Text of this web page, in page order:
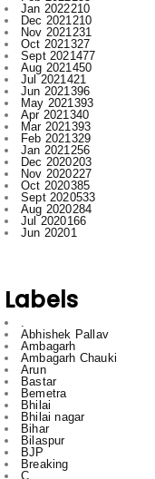
Sept 2021477
Aug 2021450
Jul 2021421
Jun 2021396
May 2021393
Apr 2021340
Mar 2021393
Feb 2021329
Jan 2021256
Dec 2020203
Nov 2020227
Oct 2020385
Sept 2020533
Aug 2020284
Jul 2020166
Jun 20201
Ambagarh
Ambagarh Chauki
Bastar
Bemetra
Bhilai
Bhilai nagar
Bihar
Bilaspur
BJP
Breaking
C
Cg
Ch
Chhattisgarh
Chhattisgarrh